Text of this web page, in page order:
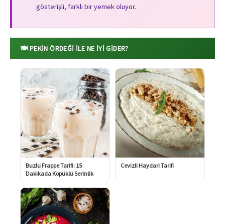
gösterişli, farklı bir yemek oluyor.
🍽️ PEKIN ÖRDEĞI ILE NE İYI GIDER?
Buzlu Frappe Tarifi: 15
Dakikada Köpüklü Serinlik
Cevizli Haydari Tarifi